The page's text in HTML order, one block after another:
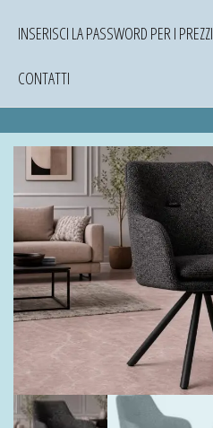
INSERISCI LA PASSWORD PER I PREZZI
CONTATTI